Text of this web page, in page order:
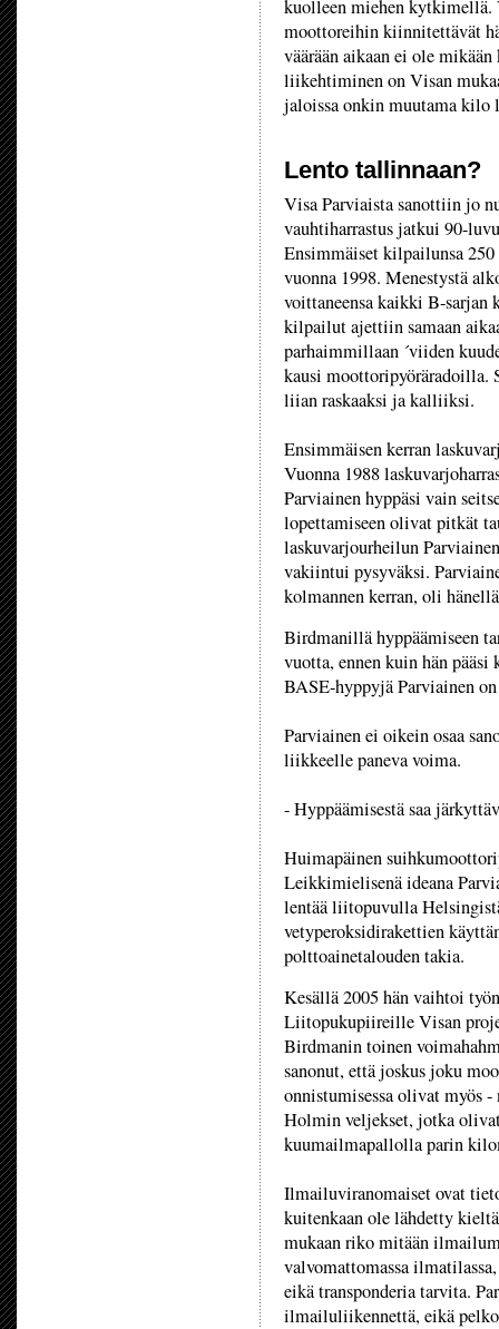
kuolleen miehen kytkimellä.
moottoreihin kiinnitettävät
väärään aikaan ei ole
liikehtiminen on Visan
jaloissa onkin muutama kilo
Lento tallinnaan?
Visa Parviaista sanottiin jo
vauhtiharrastus jatkui 90-
Ensimmäiset kilpailunsa
vuonna 1998. Menestystä
voittaneensa kaikki B-sarjan
kilpailut ajettiin samaan
parhaimmillaan ´viiden
kausi moottoripyöräradoilla.
liian raskaaksi ja kalliiksi.
Ensimmäisen kerran
Vuonna 1988
Parviainen hyppäsi vain
lopettamiseen olivat pitkät
laskuvarjourheilun
vakiintui pysyväksi.
kolmannen kerran, oli
Birdmanillä hyppäämiseen
vuotta, ennen kuin hän
BASE-hyppyjä Parviainen
Parviainen ei oikein osaa
liikkeelle paneva voima.
- Hyppäämisestä saa
Huimapäinen
Leikkimielisenä ideana
lentää liitopuvulla
vetyperoksidirakettien
polttoainetalouden takia.
Kesällä 2005 hän vaihtoi
Liitopukupiireille Visan
Birdmanin toinen
sanonut, että joskus joku
onnistumisessa olivat myös
Holmin veljekset, jotka
kuumailmapallolla parin
Ilmailuviranomaiset ovat
kuitenkaan ole lähdetty
mukaan riko mitään
valvomattomassa
eikä transponderia tarvita.
ilmailuliikennettä, eikä